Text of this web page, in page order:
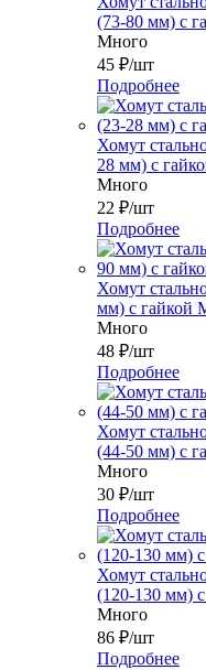
(73-80 мм) с
Много
45 ₽/шт
Подробнее
Хомут
28 мм) с
Много
22 ₽/шт
Подробнее
Хомут
мм) с гайкой
Много
48 ₽/шт
Подробнее
Хомут
(44-50 мм) с
Много
30 ₽/шт
Подробнее
Хомут
(120-130 мм)
Много
86 ₽/шт
Подробнее